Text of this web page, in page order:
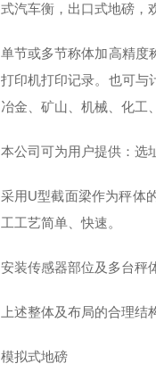
式汽车衡，出口式地磅，
单节或多节称体加高精度
打印机打印记录。也可与
冶金、矿山、机械、化工
本公司可为用户提供：
采用U型截面梁作为秤体
工工艺简单、快速。
安装传感器部位及多台秤
上述整体及布局的合理结
模拟式地磅